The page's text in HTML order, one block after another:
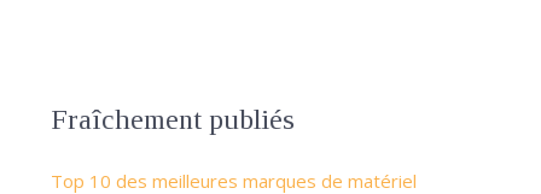
Fraîchement publiés
Top 10 des meilleures marques de matériel